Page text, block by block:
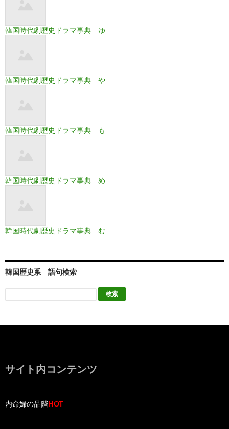
韓国時代劇歴史ドラマ事典 ゆ
韓国時代劇歴史ドラマ事典 や
韓国時代劇歴史ドラマ事典 も
韓国時代劇歴史ドラマ事典 め
韓国時代劇歴史ドラマ事典 む
韓国歴史系 語句検索
サイト内コンテンツ
内命婦の品階HOT